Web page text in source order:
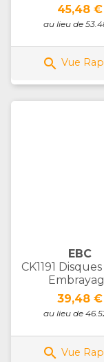
Prix
45,48 €
au lieu de
 Vue
EBC
CK1191
Prix
39,48 €
au lieu de
 Vue